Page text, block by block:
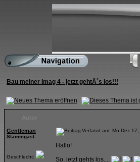
Bau meiner Imag 4 - jetzt gehtÂ´s los!!!
Gentleman
Stammgast
Geschlecht:
Verfasst am: Mo Dez
Hallo!
So, jetzt gehts los....